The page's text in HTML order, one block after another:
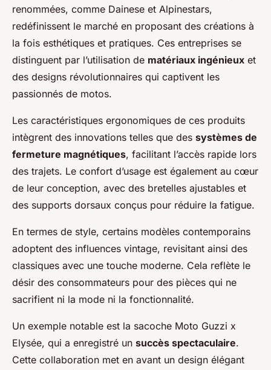
renommées, comme Dainese et Alpinestars,
redéfinissent le marché en proposant des créations à
la fois esthétiques et pratiques. Ces entreprises se
distinguent par l’utilisation de matériaux ingénieux et
des designs révolutionnaires qui captivent les
passionnés de motos.
Les caractéristiques ergonomiques de ces produits
intègrent des innovations telles que des systèmes de
fermeture magnétiques, facilitant l’accès rapide lors
des trajets. Le confort d’usage est également au cœur
de leur conception, avec des bretelles ajustables et
des supports dorsaux conçus pour réduire la fatigue.
En termes de style, certains modèles contemporains
adoptent des influences vintage, revisitant ainsi des
classiques avec une touche moderne. Cela reflète le
désir des consommateurs pour des pièces qui ne
sacrifient ni la mode ni la fonctionnalité.
Un exemple notable est la sacoche Moto Guzzi x
Elysée, qui a enregistré un succès spectaculaire.
Cette collaboration met en avant un design élégant